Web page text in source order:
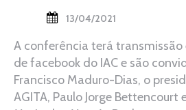
13/04/2021
A conferência terá
de facebook do IAC e são
Francisco Maduro-Dias, o
AGITA, Paulo Jorge Bettencourt